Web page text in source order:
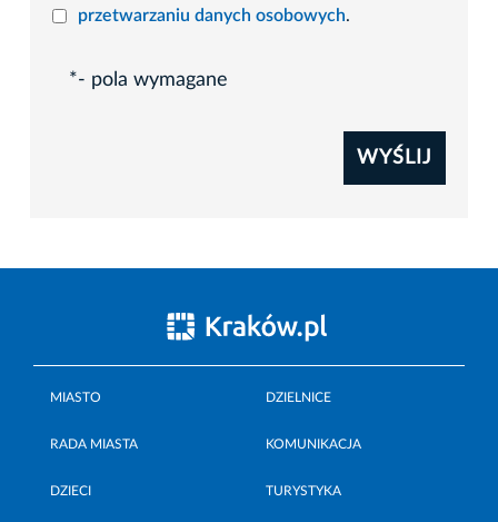
przetwarzaniu danych osobowych.
*- pola wymagane
MIASTO DZIELNICE
RADA MIASTA KOMUNIKACJA
DZIECI TURYSTYKA